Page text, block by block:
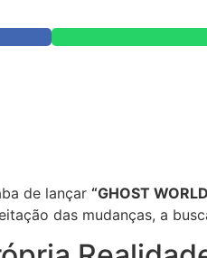
de lançar “GHOST
das mudanças, a